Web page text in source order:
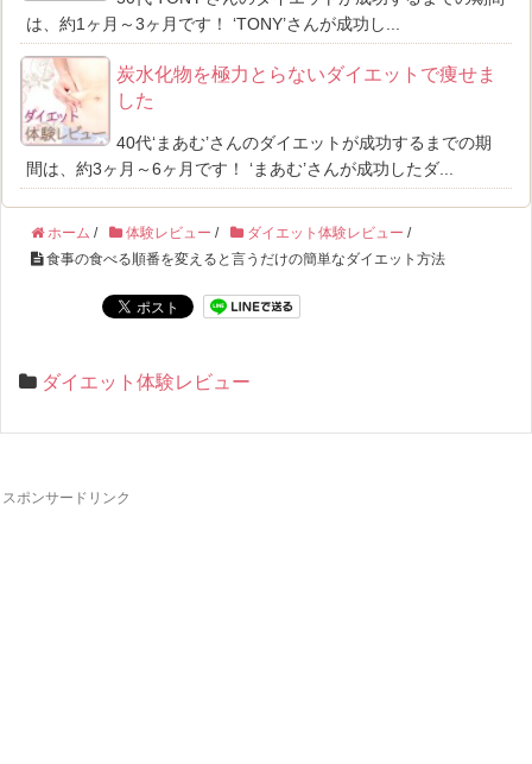
は、約1ヶ月～3ヶ月です！ ‘TONY’さんが成功し...
炭水化物を極力とらないダイエットで痩せま
した
40代‘まあむ’さんのダイエットが成功するまでの期
間は、約3ヶ月～6ヶ月です！ ‘まあむ’さんが成功したダ...
ホーム / 体験レビュー / ダイエット体験レビュー /
食事の食べる順番を変えると言うだけの簡単なダイエット方法
ダイエット体験レビュー
スポンサードリンク